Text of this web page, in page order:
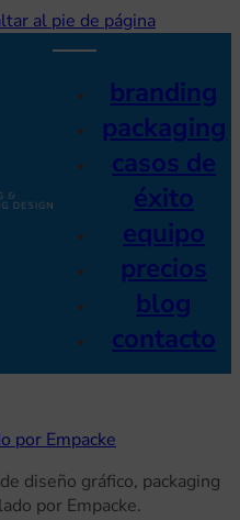
al pie de página
branding
packaging
casos de
éxito
equipo
precios
blog
contacto
diseño gráfico, packaging
por Empacke.